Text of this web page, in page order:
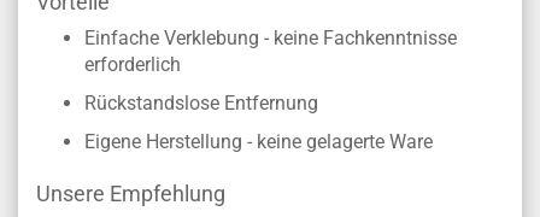
Einfache Verklebung - keine Fachkenntnisse
erforderlich
Rückstandslose Entfernung
Eigene Herstellung - keine gelagerte Ware
Unsere Empfehlung